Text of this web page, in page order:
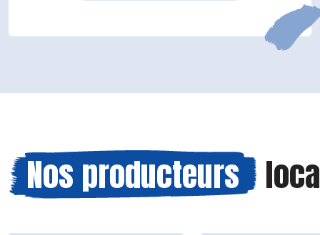
Nos producteurs